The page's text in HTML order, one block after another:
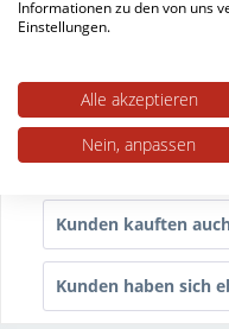
Technische Daten
mehr
Kunden kauften
Kunden haben sich
Informationen zu den von uns
Einstellungen.
Alle akzeptieren
Nein, anpassen